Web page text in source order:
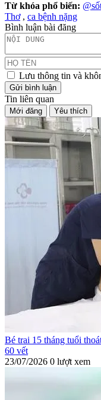
Từ khóa phổ biến:
Thơ, ca bệnh nặng
Bình luận bài đăng
Lưu thông tin và
Gửi bình luận
Tin liên quan
Mới đăng Yêu thích
Bé trai 15 tháng tuổi
60 vết
23/07/2026 0 lượt xem